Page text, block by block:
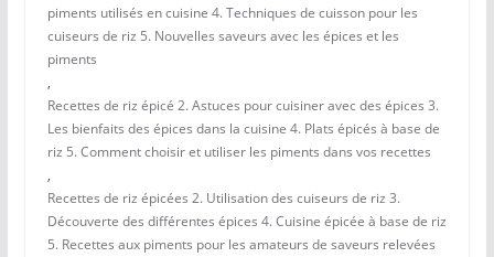
piments utilisés en cuisine 4. Techniques de cuisson pour les
cuiseurs de riz 5. Nouvelles saveurs avec les épices et les
piments
,
Recettes de riz épicé 2. Astuces pour cuisiner avec des épices 3.
Les bienfaits des épices dans la cuisine 4. Plats épicés à base de
riz 5. Comment choisir et utiliser les piments dans vos recettes
,
Recettes de riz épicées 2. Utilisation des cuiseurs de riz 3.
Découverte des différentes épices 4. Cuisine épicée à base de riz
5. Recettes aux piments pour les amateurs de saveurs relevées